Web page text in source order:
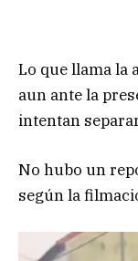
Lo que llama la
aun ante la
intentan
No hubo un
según la